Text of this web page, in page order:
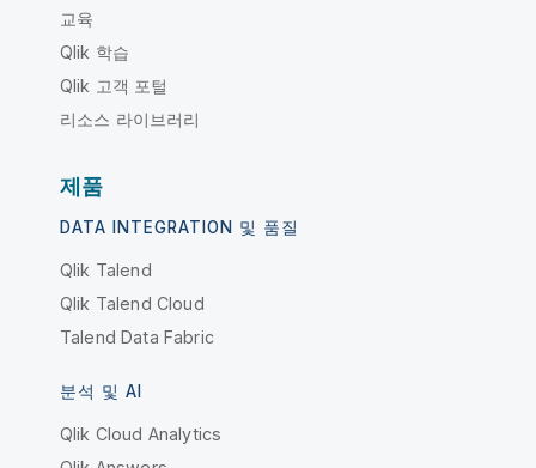
교육
Qlik 학습
Qlik 고객 포털
리소스 라이브러리
제품
DATA INTEGRATION 및 품질
Qlik Talend
Qlik Talend Cloud
Talend Data Fabric
분석 및 AI
Qlik Cloud Analytics